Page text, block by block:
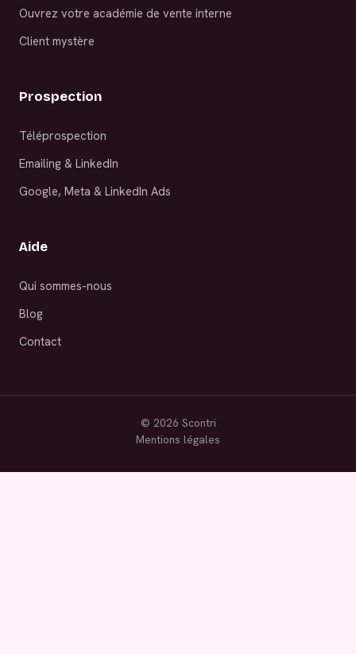
Ouvrez votre académie de vente interne
Client mystère
Prospection
Téléprospection
Emailing & LinkedIn
Google, Meta & LinkedIn Ads
Aide
Qui sommes-nous
Blog
Contact
© 2026 Scontri
Mentions légales